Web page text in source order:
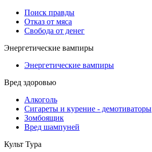
Поиск правды
Отказ от мяса
Свобода от денег
Энергетические вампиры
Энергетические вампиры
Вред здоровью
Алкоголь
Сигареты и курение - демотиваторы
Зомбоящик
Вред шампуней
Культ Тура